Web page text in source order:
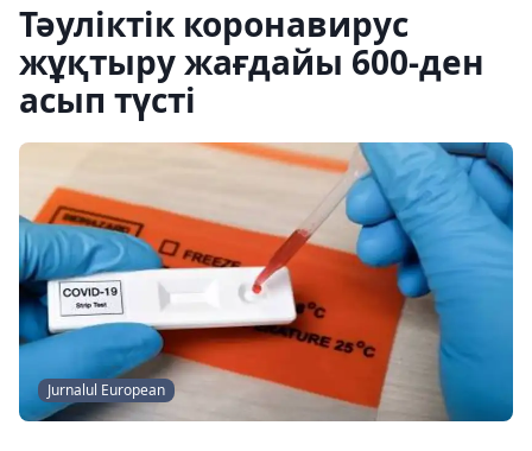
Тәуліктік коронавирус
жұқтыру жағдайы 600-ден
асып түсті
Jurnalul European